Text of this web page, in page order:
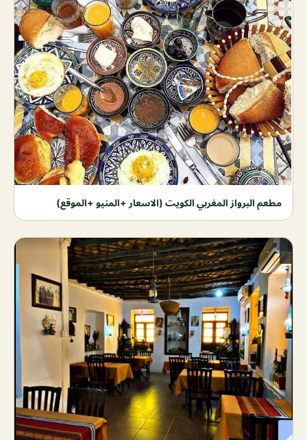
مطعم البرواز المغربي الكويت (الاسعار +المنيو +الموقع)